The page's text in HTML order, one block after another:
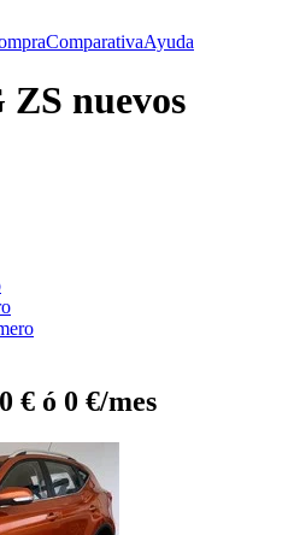
ComparativaAyuda
nuevos
€ ó 0 €/mes